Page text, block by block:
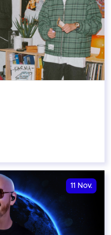
11 Nov.